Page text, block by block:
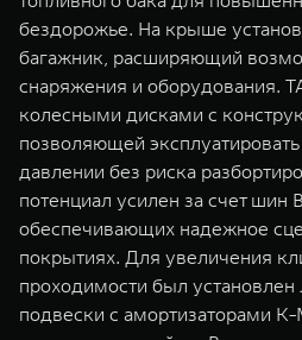
WEY 80
Масштаб возможностей
от 6 449 000 ₽
бездорожье. На крыше
багажник, расширяющий
снаряжения и оборудования.
колесными дисками с
позволяющей
давлении без риска
потенциал усилен за счет шин
обеспечивающих надежное
покрытиях. Для увеличения
проходимости был
подвески с амортизаторами